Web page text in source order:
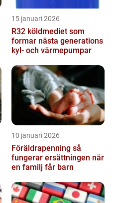
15 januari 2026
R32 köldmediet som
formar nästa generations
kyl- och värmepumpar
10 januari 2026
Föräldrapenning så
fungerar ersättningen när
en familj får barn